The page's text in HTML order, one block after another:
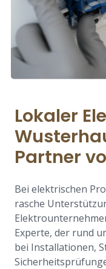
Lokaler
Partner
Bei elektrischen
rasche
Experte, der rund
bei Installationen,